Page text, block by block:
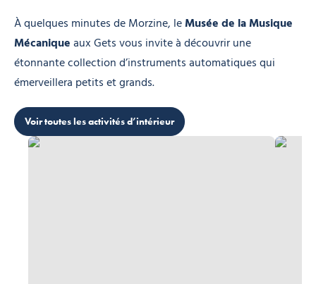
À quelques minutes de Morzine, leMusée de la Musique
Mécaniqueaux Gets vous invite à découvrir une
étonnante collection d’instruments automatiques qui
émerveillera petits et grands.
Voir toutes les activités d’intérieur
Peinture sur céramique Montagne Aventure by ESI MorzineBowling